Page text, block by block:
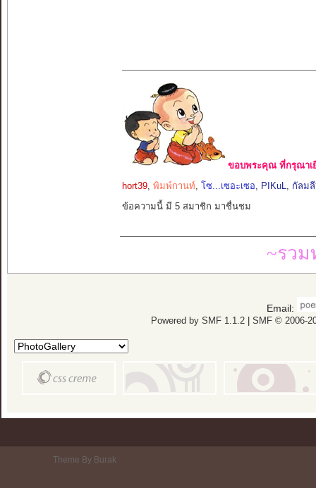
ขอบพระคุณ ที่กรุณาเ
hort39, พิมพ์กานท์ โซ...เซอะเซอ PIKuL
กัลม
ข้อความนี้ มี 5 สมาชิก มาชื่นชม
~รวม
Email:
Powered by SMF 1.1.2| SMF © 2006-
Theme By Burak